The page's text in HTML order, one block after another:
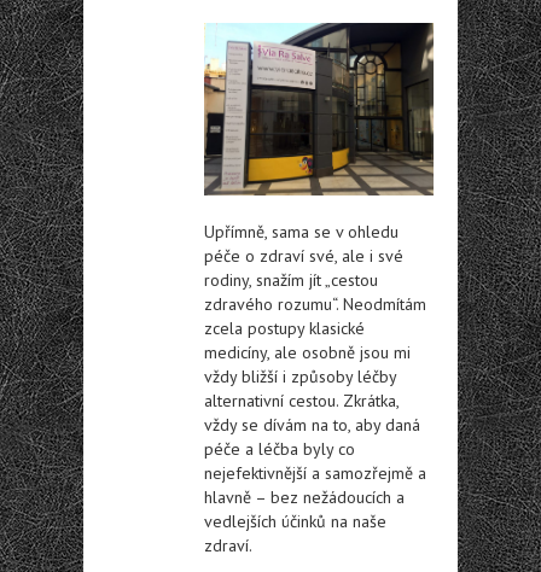
Upřímně, sama se v ohledu
péče o zdraví své, ale i své
rodiny, snažím jít „cestou
zdravého rozumu“. Neodmítám
zcela postupy klasické
medicíny, ale osobně jsou mi
vždy bližší i způsoby léčby
alternativní cestou. Zkrátka,
vždy se dívám na to, aby daná
péče a léčba byly co
nejefektivnější a samozřejmě a
hlavně – bez nežádoucích a
vedlejších účinků na naše
zdraví.